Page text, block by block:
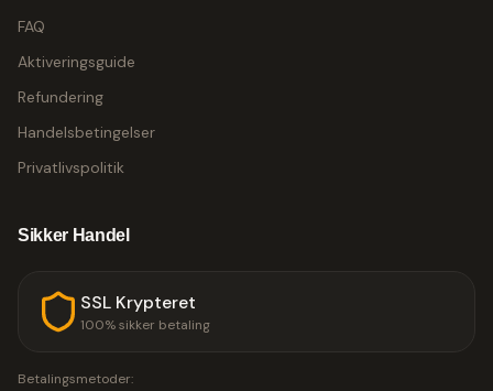
FAQ
Aktiveringsguide
Refundering
Handelsbetingelser
Privatlivspolitik
Sikker Handel
SSL Krypteret
100% sikker betaling
Betalingsmetoder: